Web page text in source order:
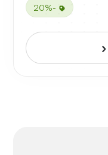
-20%